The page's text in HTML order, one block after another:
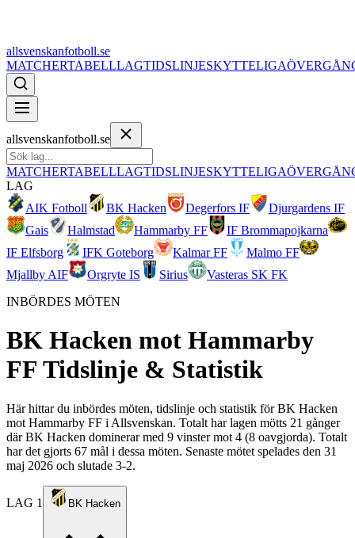
allsvenskanfotboll.se
MATCHERTABELLLAGTIDSLINJESKYTTELIGA
allsvenskanfotboll.se
MATCHERTABELLLAGTIDSLINJESKYTTELIGA
LAG
AIK Fotboll
BK Hacken Degerfors IF
Djurgardens IF
Gais
Halmstad Hammarby FF
IF Brommapojkarna
IF Elfsborg
IFK Goteborg Kalmar FF
Malmo FF
Mjallby AIF
Orgryte IS Sirius
Vasteras SK FK
INBÖRDES MÖTEN
BK Hacken mot Hammarby
FF Tidslinje & Statistik
Här hittar du inbördes möten, tidslinje och statistik för BK Hacken
mot Hammarby FF i Allsvenskan. Totalt har lagen mötts 21 gånger
där BK Hacken dominerar med 9 vinster mot 4 (8 oavgjorda). Totalt
har det gjorts 67 mål i dessa möten. Senaste mötet spelades den 31
maj 2026 och slutade 3-2.
LAG 1 BK Hacken